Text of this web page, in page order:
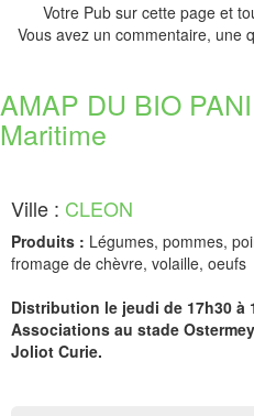
Votre Pub sur cette page et
Vous avez un commentaire, une
AMAP DU BIO
Maritime
Ville : CLEON
Produits : Légumes, pommes,
fromage de chèvre, volaille, oeufs
Distribution le jeudi de 17h30 à
Associations au stade
Joliot Curie.